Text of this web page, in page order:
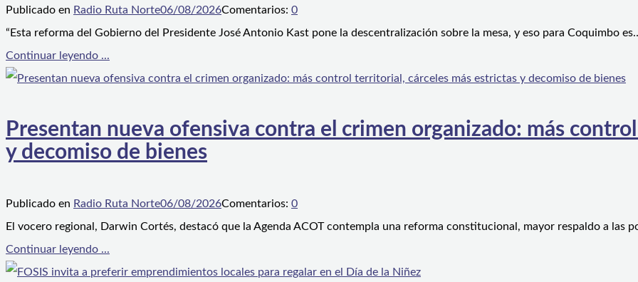
Publicado en Radio Ruta Norte06/08/2026Comentarios: 0
“Esta reforma del Gobierno del Presidente José Antonio Kast pone la descentralización sobre la mesa, y eso para Coquimbo
Continuar leyendo ...
Presentan nueva ofensiva contra el crimen organizado: más
y decomiso de bienes
Publicado en Radio Ruta Norte06/08/2026Comentarios: 0
El vocero regional, Darwin Cortés, destacó que la Agenda ACOT contempla una reforma constitucional, mayor respaldo a las
Continuar leyendo ...